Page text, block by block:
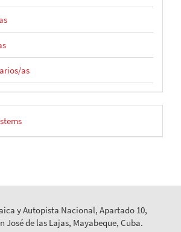
as
y Autopista Nacional, Apartado 10,
José de las Lajas, Mayabeque, Cuba.